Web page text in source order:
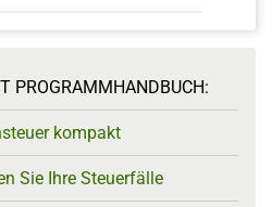
PROGRAMMHANDBUCH:
kompakt
Sie Ihre Steuerfälle